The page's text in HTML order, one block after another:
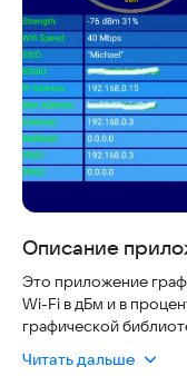
Описание
Это приложение
Wi-Fi в дБм и в
графической
подключения к
Читать дальше